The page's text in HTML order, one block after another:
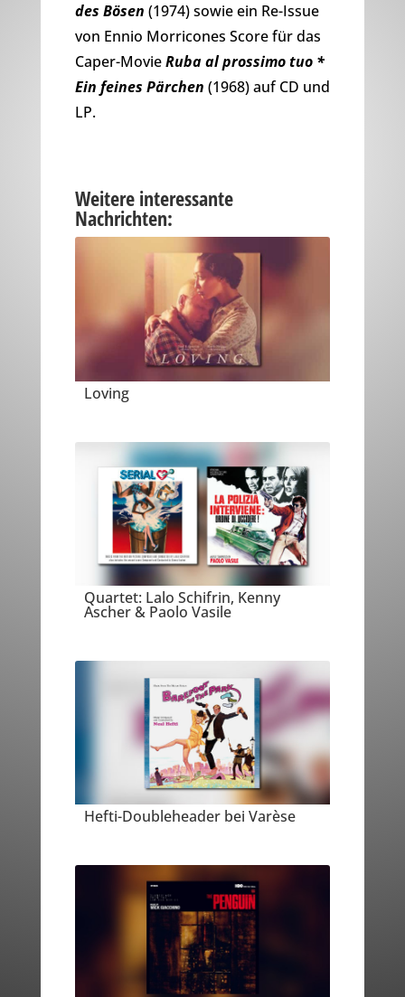
des Bösen (1974) sowie ein Re-Issue
von Ennio Morricones Score für das
Caper-MovieRuba al prossimo tuo *
Ein feines Pärchen (1968) auf CD und
LP.
Weitere interessante
Nachrichten:
Loving
Quartet: Lalo Schifrin, Kenny
Ascher & Paolo Vasile
Hefti-Doubleheader bei Varèse